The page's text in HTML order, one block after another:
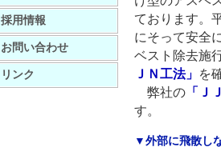
ております。
にそって安全
ベスト除去施
ＪＮ工法」
を
弊社の 「Ｊ
す。
▼外部に飛散し
採用情報
お問い合わせ
リンク